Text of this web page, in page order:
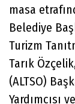
masa
Belediye
Turizm
Tarık
(ALTSO)
Yardımcısı